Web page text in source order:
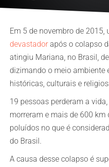
Em 5 de novembro de 2015,
devastador após o colapso
atingiu Mariana, no Brasil,
dizimando o meio ambiente
históricas, culturais e
19 pessoas perderam a
morreram e mais de 600
poluídos no que é
do Brasil.
A causa desse colapso é